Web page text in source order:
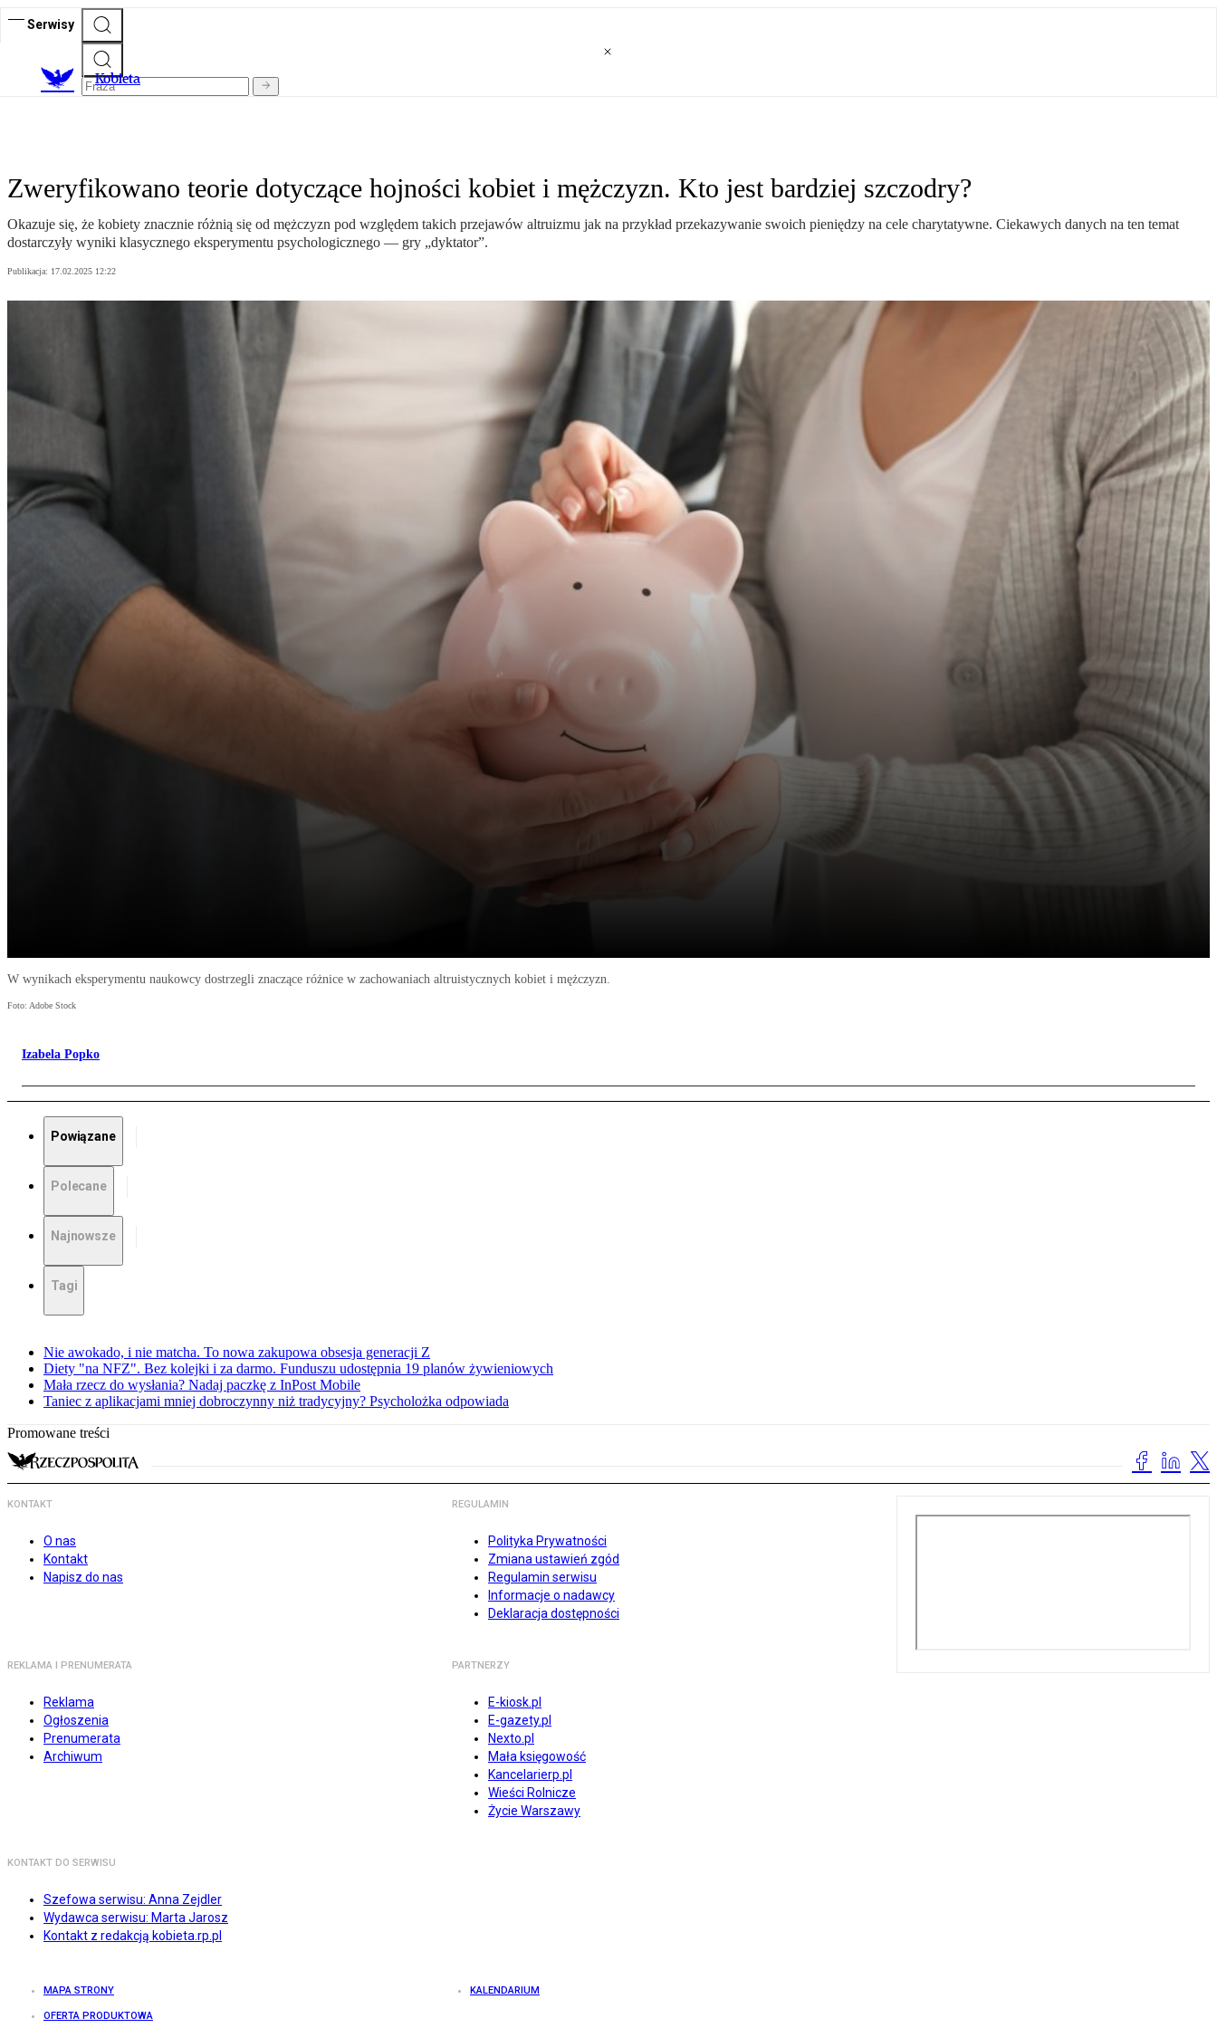
Serwisy
Kobieta
Zweryfikowano teorie dotyczące hojności kobiet i mężczyzn. Kto jest bardziej szczodry?
Okazuje się, że kobiety znacznie różnią się od mężczyzn pod względem takich przejawów altruizmu jak na przykład przekazywanie swoich pieniędzy na cele charytatywne. Ciekawych danych na ten temat
dostarczyły wyniki klasycznego eksperymentu psychologicznego — gry „dyktator”.
Publikacja: 17.02.2025 12:22
W wynikach eksperymentu naukowcy dostrzegli znaczące różnice w zachowaniach altruistycznych kobiet i mężczyzn.
Foto: Adobe Stock
Izabela Popko
Powiązane
Polecane
Najnowsze
Tagi
Nie awokado, i nie matcha. To nowa zakupowa obsesja generacji Z
Diety "na NFZ". Bez kolejki i za darmo. Funduszu udostępnia 19 planów żywieniowych
Mała rzecz do wysłania? Nadaj paczkę z InPost Mobile
Taniec z aplikacjami mniej dobroczynny niż tradycyjny? Psycholożka odpowiada
Promowane treści
KONTAKT
O nas
Kontakt
Napisz do nas
REGULAMIN
Polityka Prywatności
Zmiana ustawień zgód
Regulamin serwisu
Informacje o nadawcy
Deklaracja dostępności
REKLAMA I PRENUMERATA
Reklama
Ogłoszenia
Prenumerata
Archiwum
PARTNERZY
E-kiosk.pl
E-gazety.pl
Nexto.pl
Mała księgowość
Kancelarierp.pl
Wieści Rolnicze
Życie Warszawy
KONTAKT DO SERWISU
Szefowa serwisu: Anna Zejdler
Wydawca serwisu: Marta Jarosz
Kontakt z redakcją kobieta.rp.pl
MAPA STRONY KALENDARIUM
OFERTA PRODUKTOWA